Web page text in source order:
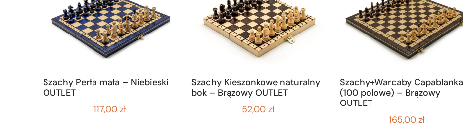
Szachy Perła mała – Niebieski
OUTLET
117,00 zł
Szachy Kieszonkowe naturalny
bok – Brązowy OUTLET
52,00 zł
Szachy+Warcaby Capablanka
(100 polowe) – Brązowy
OUTLET
165,00 zł